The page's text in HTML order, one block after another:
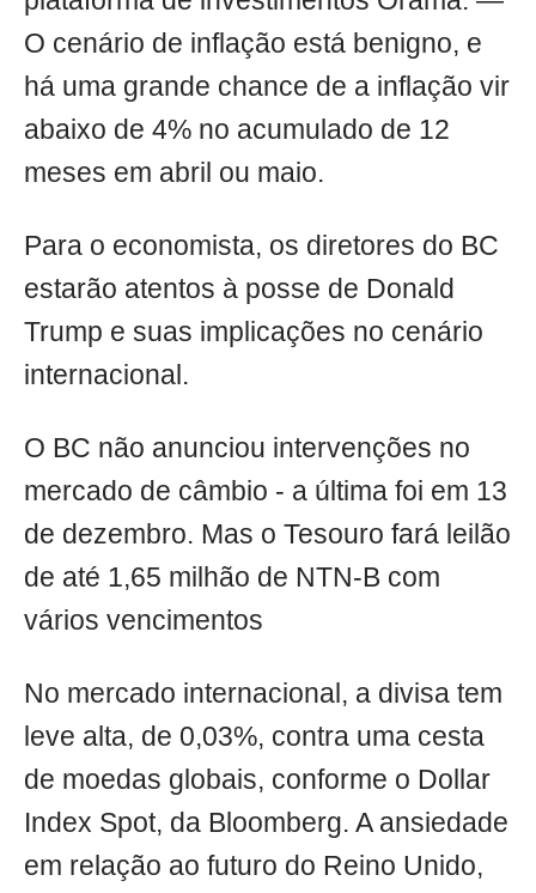
O cenário de inflação está benigno, e
há uma grande chance de a inflação vir
abaixo de 4% no acumulado de 12
meses em abril ou maio.
Para o economista, os diretores do BC
estarão atentos à posse de Donald
Trump e suas implicações no cenário
internacional.
O BC não anunciou intervenções no
mercado de câmbio - a última foi em 13
de dezembro. Mas o Tesouro fará leilão
de até 1,65 milhão de NTN-B com
vários vencimentos
No mercado internacional, a divisa tem
leve alta, de 0,03%, contra uma cesta
de moedas globais, conforme o Dollar
Index Spot, da Bloomberg. A ansiedade
em relação ao futuro do Reino Unido,